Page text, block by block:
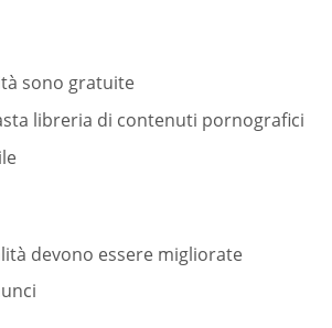
sono gratuite
libreria di contenuti pornografici
devono essere migliorate